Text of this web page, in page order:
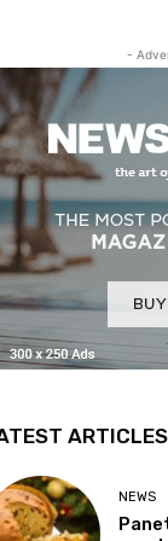
-
ARTICLES
NEWS